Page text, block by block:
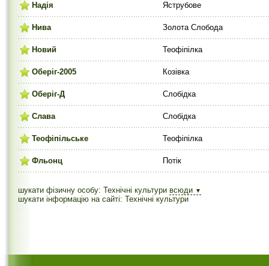
Надія Яструбове
Нива Золота Слобода
Новий Теофіпілка
Оберіг-2005 Козівка
Оберіг-Д Слобідка
Слава Слобідка
Теофіпільське Теофіпілка
Фльонц Потік
шукати фізичну особу: Технічні культури всюди ▼
шукати інформацію на сайті: Технічні культури